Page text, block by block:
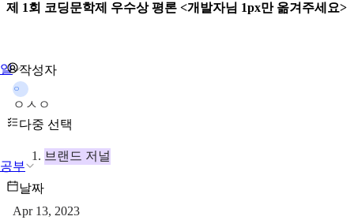
일
공부
제 1회 코딩문학제 우수상 평론 <개발자님 1px만 옮겨주세요>
작성자
ㅇ
ㅇㅅㅇ
다중 선택
브랜드 저널
날짜
Apr 13, 2023